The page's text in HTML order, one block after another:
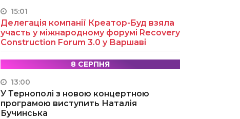
15:01
Делегація компанії Креатор-Буд взяла
участь у міжнародному форумі Recovery
Construction Forum 3.0 у Варшаві
8 СЕРПНЯ
13:00
У Тернополі з новою концертною
програмою виступить Наталія
Бучинська